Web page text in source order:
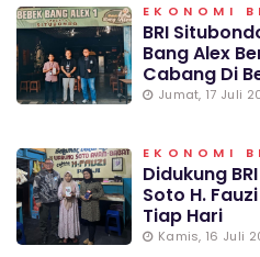
EKONOMI
BRI
Bang Alex
Cabang Di
Jumat, 17 Juli
EKONOMI
Didukung
Soto H.
Tiap Hari
Kamis, 16 Juli